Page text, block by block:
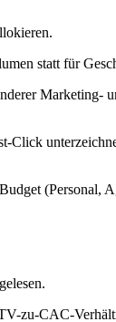
statt für
(Personal,
zu-CAC-